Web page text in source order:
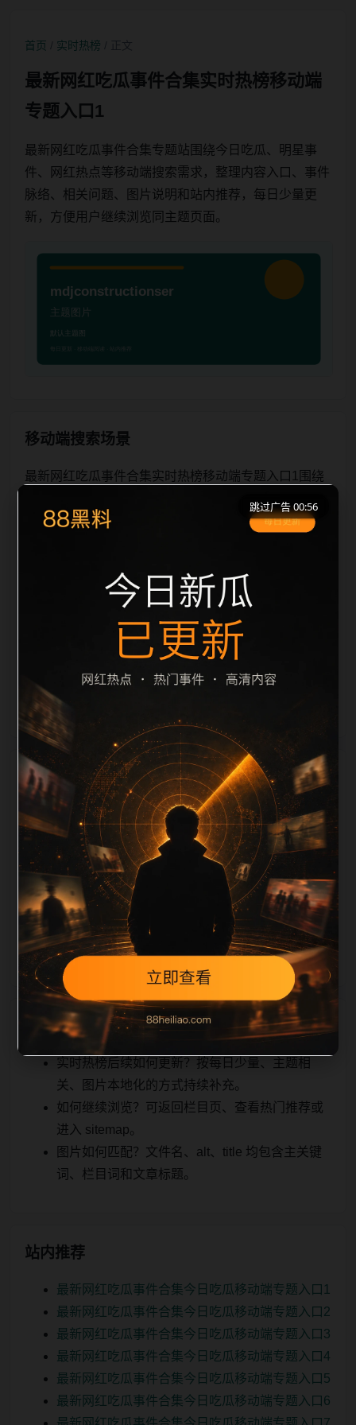
首页 实时热榜
最新网红吃瓜事件合集实时热榜移动端
专题入口1
最新网红吃瓜事件合集专题站围绕今日吃瓜、明星事
件、网红热点等移动端搜索需求，整理内容入口、事件
脉络、相关问题、图片说明和站内推荐，每日少量更
新，方便用户继续浏览同主题页面。
移动端搜索场景
最新网红吃瓜事件合集实时热榜移动端专题入口1围绕
端浏览习惯整理标题、描述、图片和站内推荐。用户进
续浏览。本页强调内容归集和主题一致性，避免无关关
键词堆砌，也避免多个站点同步发布完全相同的标题。
图片说明、文件名、alt 和 title 均围绕主关键词、栏目
词和文章标题生成，便于搜索引擎理解页面主题。后续
采集时将继续执行远程图片本地化、坏图默认图兜底、
标题重复过滤和 descr
栏目内容归集
iption 长度检查。栏目内容按每日少量新增的方式持续
扩展，每篇保留相关问题、站内推荐和清晰的层级路
径，减少用户反复返回搜索页。第51篇作为本栏目的初
始建设内容，主要用于补齐栏目深度、稳定内链结构，
并为后续专题聚合提供可点击入口。如果后续发现页面
缺图、标题过短、描述为空或正文不足，将进入每日
SEO 检查清单自动修正。
相关问题
实时热榜后续如何更新？按每日少量、主题相
关、图片本地化的方式持续补充。
如何继续浏览？可返回栏目页、查看热门推荐或
进入 sitemap。
图片如何匹配？文件名、alt、title 均包含主关键
词、栏目词和文章标题。
站内推荐
最新网红吃瓜事件合集今日吃瓜移动端专题入口1
最新网红吃瓜事件合集今日吃瓜移动端专题入口2
最新网红吃瓜事件合集今日吃瓜移动端专题入口3
最新网红吃瓜事件合集今日吃瓜移动端专题入口4
最新网红吃瓜事件合集今日吃瓜移动端专题入口5
最新网红吃瓜事件合集今日吃瓜移动端专题入口6
跳过广告 00:56